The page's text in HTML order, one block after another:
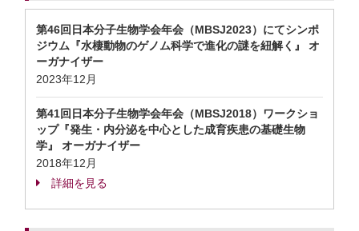
第46回日本分子生物学会年会（MBSJ2023）にてシンポ
ジウム『水棲動物のゲノム科学で進化の謎を紐解く』 オ
ーガナイザー
2023年12月
第41回日本分子生物学会年会（MBSJ2018）ワークショ
ップ『発生・内分泌を中心とした成育疾患の基礎生物
学』 オーガナイザー
2018年12月
詳細を見る